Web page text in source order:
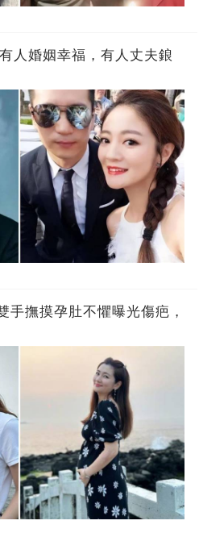
人婚姻幸福，有人丈夫鋃
手撫摸孕肚不懼曝光傷疤，